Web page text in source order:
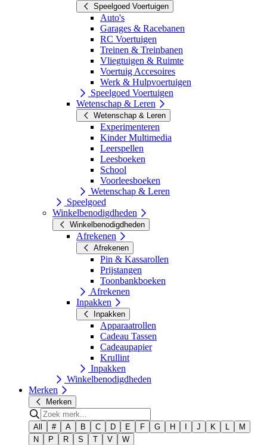
Speelgoed Voertuigen
Auto's
Garages & Racebanen
RC Voertuigen
Treinen & Treinbanen
Vliegtuigen & Ruimte
Voertuig Accesoires
Werk & Hulpvoertuigen
Speelgoed Voertuigen
Wetenschap & Leren
Wetenschap & Leren
Experimenteren
Kinder Multimedia
Leerspellen
Leesboeken
School
Voorleesboeken
Wetenschap & Leren
Speelgoed
Winkelbenodigdheden
Winkelbenodigdheden
Afrekenen
Afrekenen
Pin & Kassarollen
Prijstangen
Toonbankboeken
Afrekenen
Inpakken
Inpakken
Apparaatrollen
Cadeau Tassen
Cadeaupapier
Krullint
Inpakken
Winkelbenodigdheden
Merken
Merken
All # A B C D E F G H J K L
M
N
P R S T V W